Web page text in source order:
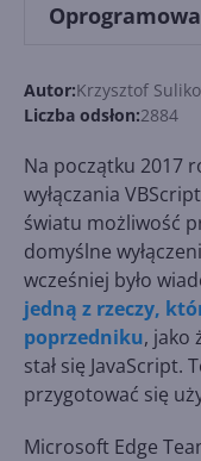
Autor:Krzysztof
Liczba odsłon:2884
Na początku 2017
wyłączania
światu możliwość
domyślne
wcześniej było
jedną z rzeczy,
poprzedniku, jako
stał się JavaScript.
przygotować się
Microsoft Edge